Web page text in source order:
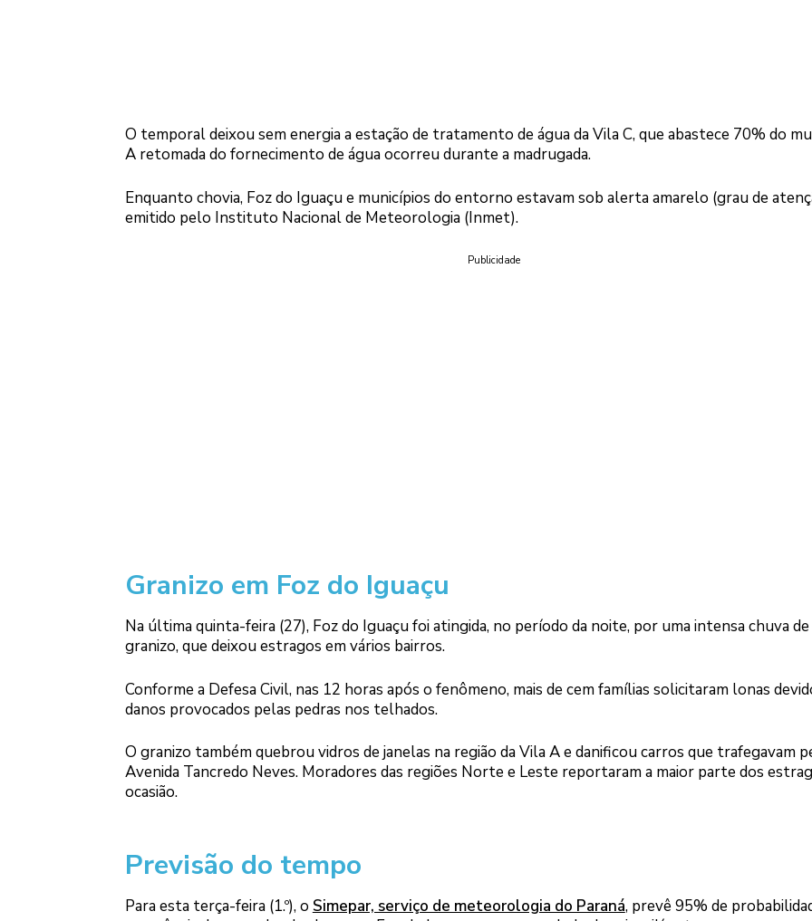
O temporal deixou sem energia a estação de tratamento de água da Vila C, que abastece 70% do
A retomada do fornecimento de água ocorreu durante a madrugada.
Enquanto chovia, Foz do Iguaçu e municípios do entorno estavam sob alerta amarelo (grau de
emitido pelo Instituto Nacional de Meteorologia (Inmet).
Publicidade
Granizo em Foz do Iguaçu
Na última quinta-feira (27), Foz do Iguaçu foi atingida, no período da noite, por uma intensa chuva de
granizo, que deixou estragos em vários bairros.
Conforme a Defesa Civil, nas 12 horas após o fenômeno, mais de cem famílias solicitaram lonas
danos provocados pelas pedras nos telhados.
O granizo também quebrou vidros de janelas na região da Vila A e danificou carros que trafegavam
Avenida Tancredo Neves. Moradores das regiões Norte e Leste reportaram a maior parte dos
ocasião.
Previsão do tempo
Para esta terça-feira (1.º), o Simepar, serviço de meteorologia do Paraná, prevê 95% de